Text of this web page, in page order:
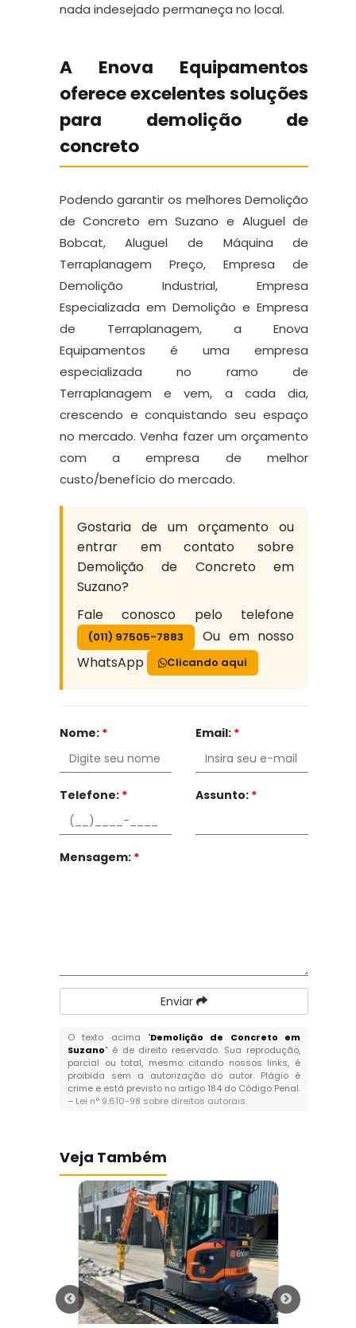
nada indesejado permaneça no local.
A Enova Equipamentos
oferece excelentes soluções
para demolição de
concreto
Podendo garantir os melhores Demolição
de Concreto em Suzano e Aluguel de
Bobcat, Aluguel de Máquina de
Terraplanagem Preço, Empresa de
Demolição Industrial, Empresa
Especializada em Demolição e Empresa
de Terraplanagem, a Enova
Equipamentos é uma empresa
especializada no ramo de
Terraplanagem e vem, a cada dia,
crescendo e conquistando seu espaço
no mercado. Venha fazer um orçamento
com a empresa de melhor
custo/benefício do mercado.
Gostaria de um orçamento ou
entrar em contato sobre
Demolição de Concreto em
Suzano?
Fale conosco pelo telefone
(011) 97505-7883
Ou em nosso
WhatsApp
Clicando aqui
Nome: * Email: *
Telefone: * Assunto: *
Mensagem: *
Enviar
O texto acima "Demolição de Concreto em
Suzano" é de direito reservado. Sua reprodução,
parcial ou total, mesmo citando nossos links, é
proibida sem a autorização do autor. Plágio é
crime e está previsto no artigo 184 do Código Penal.
– Lei n° 9.610-98 sobre direitos autorais.
Veja Também